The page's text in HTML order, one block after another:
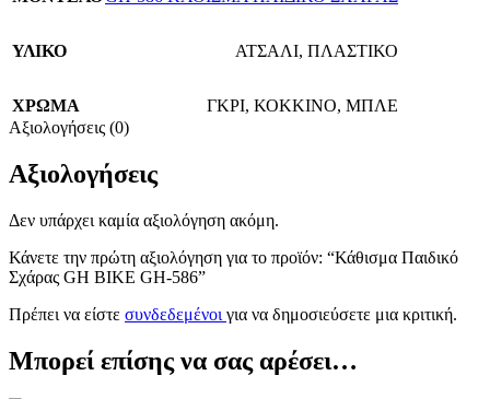
ΥΛΙΚΟ ΑΤΣΑΛΙ, ΠΛΑΣΤΙΚΟ
ΧΡΩΜΑ ΓΚΡΙ, ΚΟΚΚΙΝΟ, ΜΠΛΕ
Αξιολογήσεις (0)
Αξιολογήσεις
Δεν υπάρχει καμία αξιολόγηση ακόμη.
Κάνετε την πρώτη αξιολόγηση για το προϊόν: “Κάθισμα Παιδικό
Σχάρας GH BIKE GH-586”
Πρέπει να είστε συνδεδεμένοι για να δημοσιεύσετε μια κριτική.
Μπορεί επίσης να σας αρέσει…